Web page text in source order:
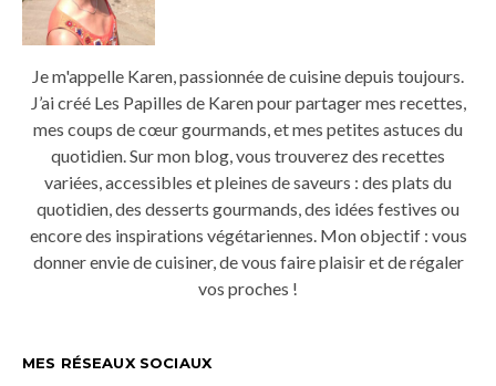
Je m'appelle Karen, passionnée de cuisine depuis toujours.
J’ai créé Les Papilles de Karen pour partager mes recettes,
mes coups de cœur gourmands, et mes petites astuces du
quotidien. Sur mon blog, vous trouverez des recettes
variées, accessibles et pleines de saveurs : des plats du
quotidien, des desserts gourmands, des idées festives ou
encore des inspirations végétariennes. Mon objectif : vous
donner envie de cuisiner, de vous faire plaisir et de régaler
vos proches !
MES RÉSEAUX SOCIAUX